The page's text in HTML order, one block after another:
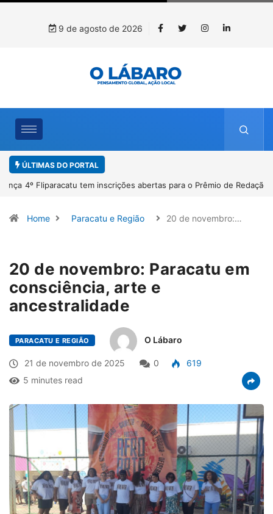
9 de agosto de 2026
ÚLTIMAS DO PORTAL
4º Fliparacatu tem inscrições abertas para o Prêmio de Redação e
Home Paracatu e Região 20 de novembro:…
20 de novembro: Paracatu em
consciência, arte e
ancestralidade
PARACATU E REGIÃO O Lábaro
21 de novembro de 2025 0
619
5 minutes read